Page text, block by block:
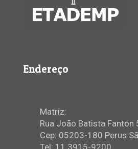
Endereço
Matriz:
Rua João Batista Fanton
Cep: 05203-180 Perus
Tel: 11 3915-9200